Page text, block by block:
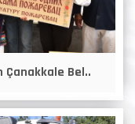
Çanakkale Bel..